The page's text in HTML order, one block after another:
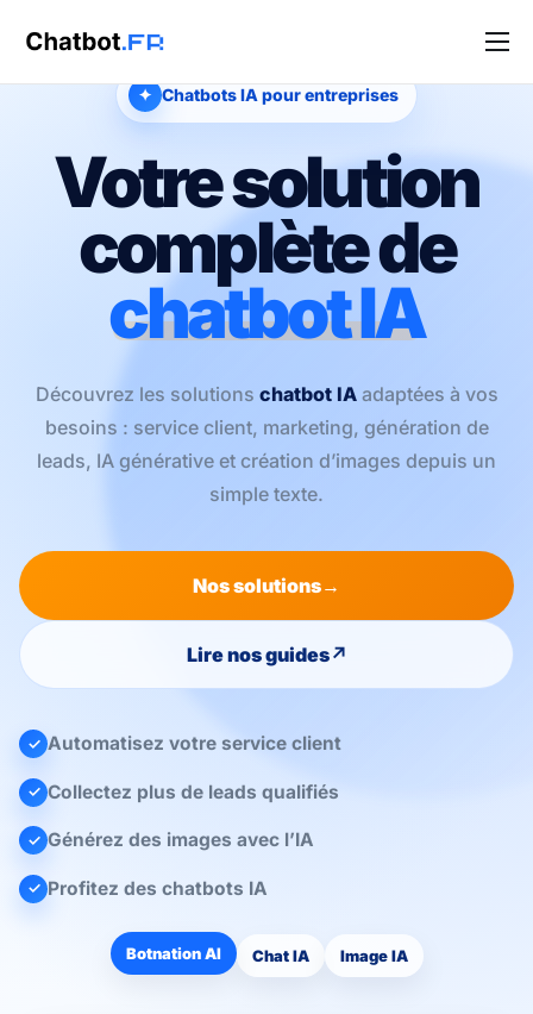
Solutions
Contact
✦ Chatbots IA pour entreprises
Votre solution
complète de
chatbot IA
Découvrez les solutions chatbot IAadaptées à vos
besoins : service client, marketing, génération de
leads, IA générative et création d’images depuis un
simple texte.
Nos solutions→
Lire nos guides↗
✓ Automatisez votre service client
✓ Collectez plus de leads qualifiés
✓ Générez des images avec l’IA
✓ Profitez des chatbots IA
Botnation AI Chat IA Image IA